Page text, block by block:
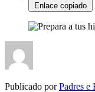
Enlace copiado
Publicado porPadres e